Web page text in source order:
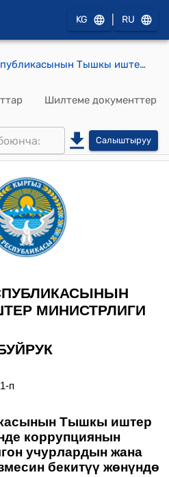
KG RU
Кыргыз Республикасынын Тышкы иштер министрлигинин 2024-жылдын 04-мартындагы № 1-п "Кыргыз Республикасынын Тышкы иштер министрлигинде коррупциянын тобокелдиги болгон учурлардын жана кырдаалдардын тизмесин бекитүү жөнүндө" буйругу
Шилтеме документтер
Салыштыруу